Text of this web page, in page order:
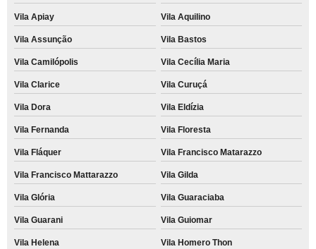
Vila Apiay Vila Aquilino
Vila Assunção Vila Bastos
Vila Camilópolis Vila Cecília Maria
Vila Clarice Vila Curuçá
Vila Dora Vila Eldízia
Vila Fernanda Vila Floresta
Vila Fláquer Vila Francisco Matarazzo
Vila Francisco Mattarazzo Vila Gilda
Vila Glória Vila Guaraciaba
Vila Guarani Vila Guiomar
Vila Helena Vila Homero Thon